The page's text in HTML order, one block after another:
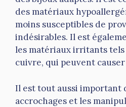
des matériaux
moins susceptibles de
indésirables. Il est
les matériaux irritants
cuivre, qui peuvent
Il est tout aussi important
accrochages et les